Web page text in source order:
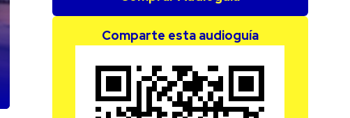
Comparte esta audioguía